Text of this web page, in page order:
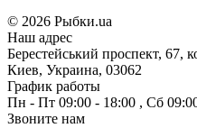
© 2026 Рыбки.ua
Наш адрес
Берестейський проспект, 67,
Киев, Украина, 03062
График работы
Пн - Пт 09:00 - 18:00 , Сб
Звоните нам